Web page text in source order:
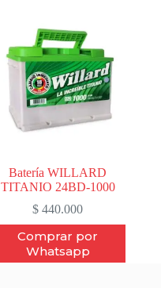
Batería WILLARD
TITANIO 24BD-1000
$ 440.000
Comprar por
Whatsapp